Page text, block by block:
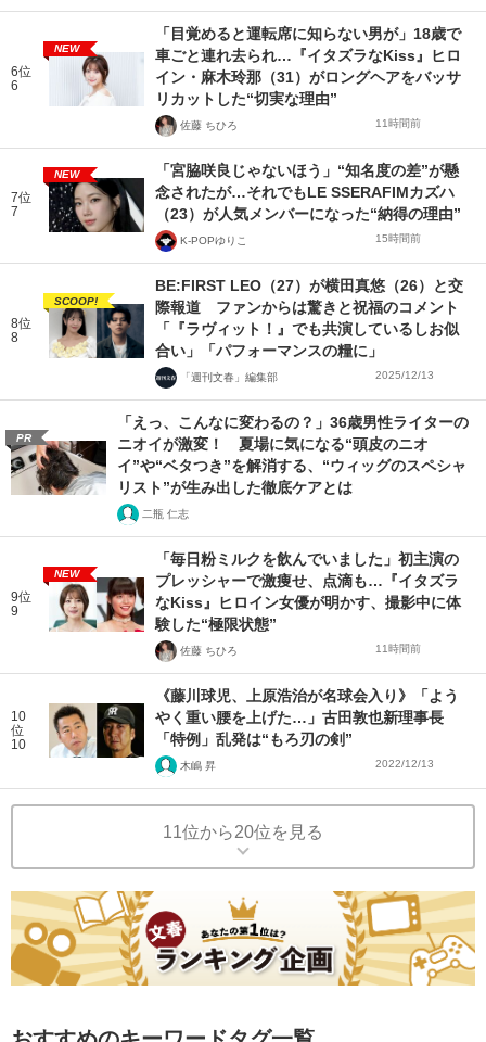
6位
6
NEW
「目覚めると運転席に知らない男が」18歳で
車ごと連れ去られ…『イタズラなKiss』ヒロ
イン・麻木玲那（31）がロングヘアをバッサ
リカットした“切実な理由”
佐藤 ちひろ 11時間前
7位
7
NEW
「宮脇咲良じゃないほう」“知名度の差”が懸
念されたが…それでもLE SSERAFIMカズハ
（23）が人気メンバーになった“納得の理由”
K-POPゆりこ 15時間前
8位
8
SCOOP!
BE:FIRST LEO（27）が横田真悠（26）と交
際報道 ファンからは驚きと祝福のコメント
「『ラヴィット！』でも共演しているしお似
合い」「パフォーマンスの糧に」
「週刊文春」編集部 2025/12/13
PR
「えっ、こんなに変わるの？」36歳男性ライターの
ニオイが激変！ 夏場に気になる“頭皮のニオ
イ”や“ベタつき”を解消する、“ウィッグのスペシャ
リスト”が生み出した徹底ケアとは
二瓶 仁志
9位
9
NEW
「毎日粉ミルクを飲んでいました」初主演の
プレッシャーで激痩せ、点滴も…『イタズラ
なKiss』ヒロイン女優が明かす、撮影中に体
験した“極限状態”
佐藤 ちひろ 11時間前
10
位
10
《藤川球児、上原浩治が名球会入り》「よう
やく重い腰を上げた…」古田敦也新理事長
「特例」乱発は“もろ刃の剣”
木嶋 昇 2022/12/13
11位から20位を見る